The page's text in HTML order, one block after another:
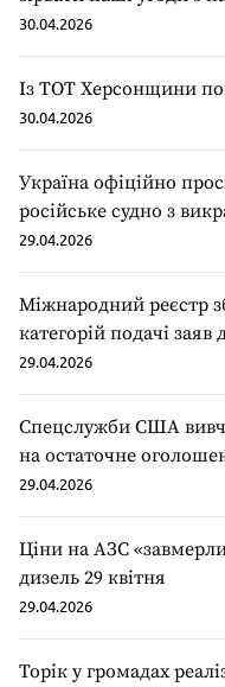
30.04.2026
Із ТОТ Херсонщини
30.04.2026
Україна офіційно
російське судно з
29.04.2026
Міжнародний реєстр
категорій подачі заяв
29.04.2026
Спецслужби США
на остаточне
29.04.2026
Ціни на АЗС
дизель 29 квітня
29.04.2026
Торік у громадах